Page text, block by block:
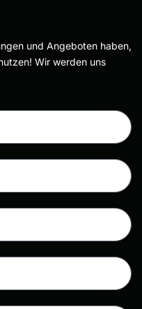
und Angeboten haben,
Wir werden uns